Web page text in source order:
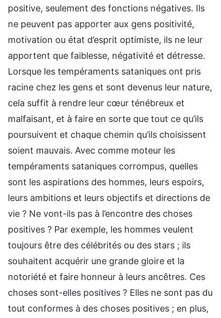
positive, seulement des fonctions négatives. Ils
ne peuvent pas apporter aux gens positivité,
motivation ou état d’esprit optimiste, ils ne leur
apportent que faiblesse, négativité et détresse.
Lorsque les tempéraments sataniques ont pris
racine chez les gens et sont devenus leur nature,
cela suffit à rendre leur cœur ténébreux et
malfaisant, et à faire en sorte que tout ce qu’ils
poursuivent et chaque chemin qu’ils choisissent
soient mauvais. Avec comme moteur les
tempéraments sataniques corrompus, quelles
sont les aspirations des hommes, leurs espoirs,
leurs ambitions et leurs objectifs et directions de
vie ? Ne vont-ils pas à l’encontre des choses
positives ? Par exemple, les hommes veulent
toujours être des célébrités ou des stars ; ils
souhaitent acquérir une grande gloire et la
notoriété et faire honneur à leurs ancêtres. Ces
choses sont-elles positives ? Elles ne sont pas du
tout conformes à des choses positives ; en plus,